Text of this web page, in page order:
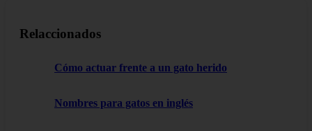
Relaccionados
Cómo actuar frente a un gato herido
Nombres para gatos en inglés